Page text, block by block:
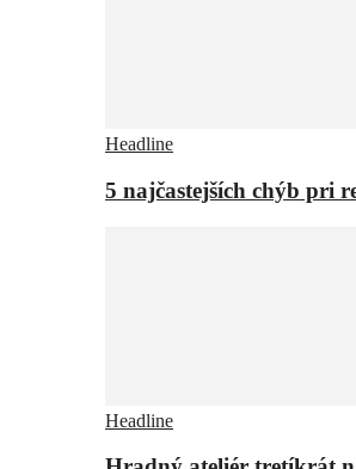
Headline
5 najčastejších chýb pri
Headline